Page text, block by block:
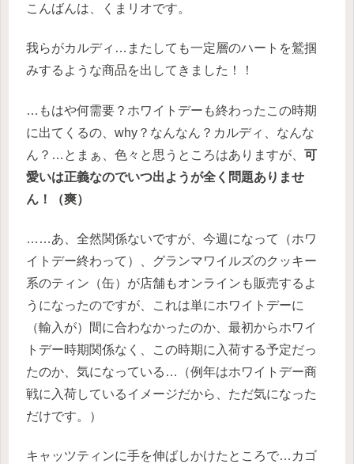
こんばんは、くまリオです。
我らがカルディ…またしても一定層のハートを鷲掴
みするような商品を出してきました！！
…もはや何需要？ホワイトデーも終わったこの時期
に出てくるの、why？なんなん？カルディ、なんな
ん？…とまぁ、色々と思うところはありますが、 可
愛いは正義なのでいつ出ようが全く問題ありませ
ん！（爽）
……あ、全然関係ないですが、今週になって（ホワ
イトデー終わって）、グランマワイルズのクッキー
系のティン（缶）が店舗もオンラインも販売するよ
うになったのですが、これは単にホワイトデーに
（輸入が）間に合わなかったのか、最初からホワイ
トデー時期関係なく、この時期に入荷する予定だっ
たのか、気になっている…（例年はホワイトデー商
戦に入荷しているイメージだから、ただ気になった
だけです。）
キャッツティンに手を伸ばしかけたところで…カゴ